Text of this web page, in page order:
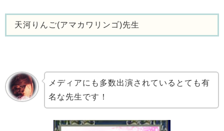
天河りんご(アマカワリンゴ)先生
メディアにも多数出演されているとても有
名な先生です！